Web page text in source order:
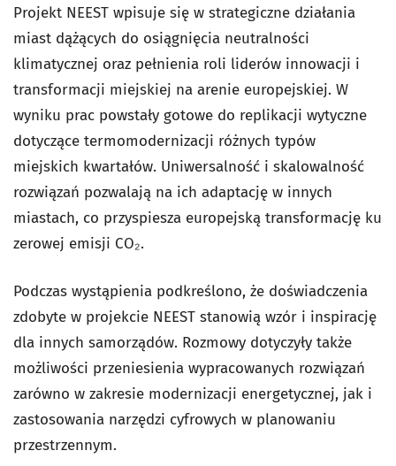
Projekt NEEST wpisuje się w strategiczne działania
miast dążących do osiągnięcia neutralności
klimatycznej oraz pełnienia roli liderów innowacji i
transformacji miejskiej na arenie europejskiej. W
wyniku prac powstały gotowe do replikacji wytyczne
dotyczące termomodernizacji różnych typów
miejskich kwartałów. Uniwersalność i skalowalność
rozwiązań pozwalają na ich adaptację w innych
miastach, co przyspiesza europejską transformację ku
zerowej emisji CO₂.
Podczas wystąpienia podkreślono, że doświadczenia
zdobyte w projekcie NEEST stanowią wzór i inspirację
dla innych samorządów. Rozmowy dotyczyły także
możliwości przeniesienia wypracowanych rozwiązań
zarówno w zakresie modernizacji energetycznej, jak i
zastosowania narzędzi cyfrowych w planowaniu
przestrzennym.